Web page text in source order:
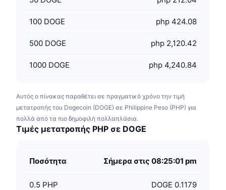
100 DOGE php 424.08
500 DOGE php 2,120.42
1000 DOGE php 4,240.84
Αυτός ο πίνακας παραθέτει σε πραγματικό χρόνο την τιμή
μετατροπής του Dogecoin (DOGE) σε Philippine Peso (PHP) για
πολλά από τα πιο δημοφιλή πολλαπλάσια.
Τιμές μετατροπής PHP σε DOGE
Ποσότητα Σήμερα στις 08:25:01 pm
0.5 PHP DOGE 0.1179